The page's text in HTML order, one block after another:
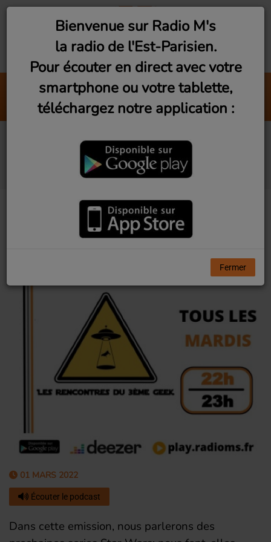
Ne m'Oublie Pas
La grande Sophie
Les Rencontres du
3ème Geek S2Ep4
01 MARS 2022
Écouter le podcast
Dans cette emission, nous parlerons des
Bienvenue sur Radio M's
la radio de l'Est-Parisien.
Pour écouter en direct avec votre
smartphone ou votre tablette,
téléchargez notre application :
Fermer